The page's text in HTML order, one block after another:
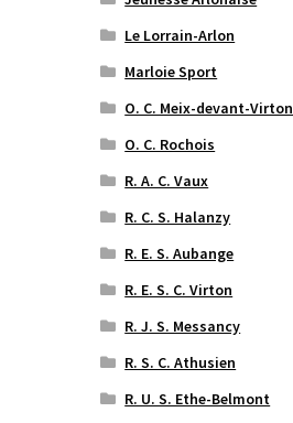
Le Lorrain-Arlon
Marloie Sport
O. C. Meix-devant-Virton
O. C. Rochois
R. A. C. Vaux
R. C. S. Halanzy
R. E. S. Aubange
R. E. S. C. Virton
R. J. S. Messancy
R. S. C. Athusien
R. U. S. Ethe-Belmont